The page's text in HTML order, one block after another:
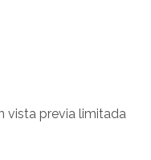
vista previa limitada